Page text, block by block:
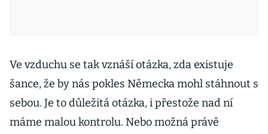
Ve vzduchu se tak vznáší otázka, zda existuje
šance, že by nás pokles Německa mohl stáhnout s
sebou. Je to důležitá otázka, i přestože nad ní
máme malou kontrolu. Nebo možná právě